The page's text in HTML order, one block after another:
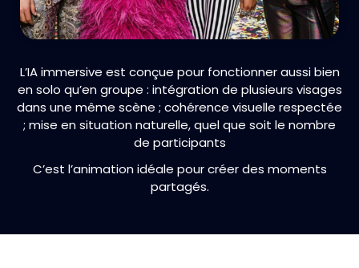
L’IA immersive est conçue pour fonctionner aussi bien
en solo qu’en groupe : intégration de plusieurs visages
dans une même scène ; cohérence visuelle respectée
; mise en situation naturelle, quel que soit le nombre
de participants
C’est l’animation idéale pour créer des moments
partagés.